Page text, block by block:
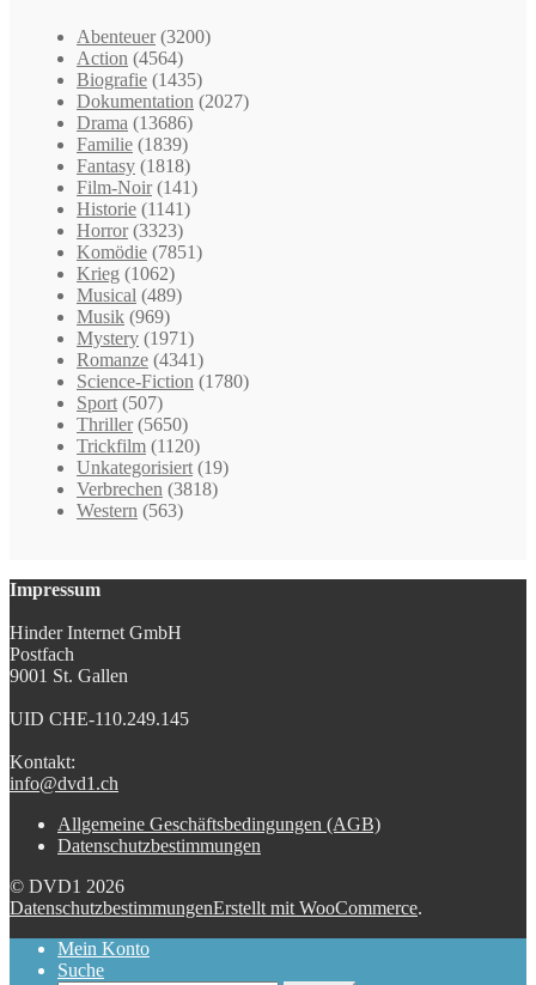
Abenteuer (3200)
Action (4564)
Biografie (1435)
Dokumentation (2027)
Drama (13686)
Familie (1839)
Fantasy (1818)
Film-Noir (141)
Historie (1141)
Horror (3323)
Komödie (7851)
Krieg (1062)
Musical (489)
Musik (969)
Mystery (1971)
Romanze (4341)
Science-Fiction (1780)
Sport (507)
Thriller (5650)
Trickfilm (1120)
Unkategorisiert (19)
Verbrechen (3818)
Western (563)
Impressum
Hinder Internet GmbH
Postfach
9001 St. Gallen
UID CHE-110.249.145
Kontakt:
info@dvd1.ch
Allgemeine Geschäftsbedingungen (AGB)
Datenschutzbestimmungen
© DVD1 2026
DatenschutzbestimmungenErstellt mit WooCommerce.
Mein Konto
Suche